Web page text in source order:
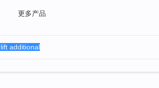
更多产品